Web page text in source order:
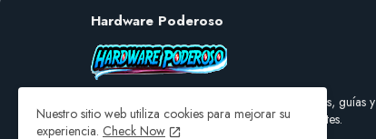
Hardware Poderoso
En Hardware Poderoso te ofrecemos reseñas, guías y
recomendaciones de los mejores componentes.
Nuestro sitio web utiliza cookies para mejorar su
experiencia. Check Now